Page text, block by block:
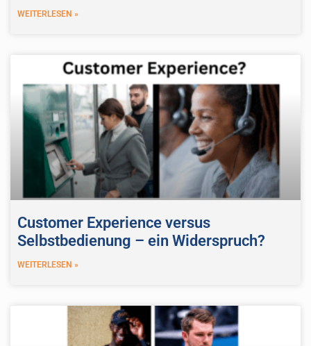
WEITERLESEN »
Customer Experience versus
Selbstbedienung – ein Widerspruch?
WEITERLESEN »